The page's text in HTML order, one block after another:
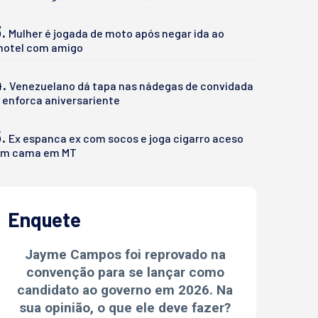
Mulher é jogada de moto após negar ida ao
com amigo
Venezuelano dá tapa nas nádegas de convidada
enforca aniversariente
Ex espanca ex com socos e joga cigarro aceso
cama em MT
Enquete
Jayme Campos foi reprovado na
convenção para se lançar como
candidato ao governo em 2026. Na
sua opinião, o que ele deve fazer?